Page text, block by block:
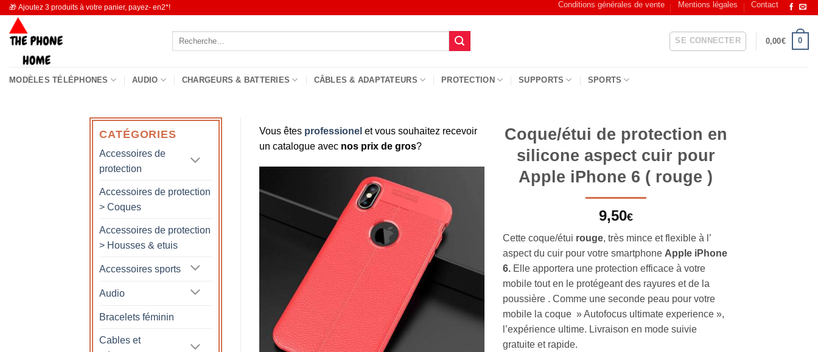
Passer
contenu
🎁 Ajoutez 3 produits à votre panier, payez- en2*! Conditions générales de vente Mentions légales Contact
Recherche
SE CONNECTER 0,00€ 0
MODÈLES TÉLÉPHONES AUDIO CHARGEURS & BATTERIES CÂBLES & ADAPTATEURS PROTECTION SUPPORTS SPORTS
CATÉGORIES
Accessoires de
protection
Accessoires de protection
> Coques
Accessoires de protection
> Housses & etuis
Accessoires sports
Audio
Bracelets féminin
Cables et
Vous êtes professionel et vous souhaitez recevoir
un catalogue avec nos prix de gros?
Coque/étui de protection en
silicone aspect cuir pour
Apple iPhone 6 ( rouge )
9,50€
Cette coque/étui rouge, très mince et flexible à l’
aspect du cuir pour votre smartphone Apple iPhone
6. Elle apportera une protection efficace à votre
mobile tout en le protégeant des rayures et de la
poussière . Comme une seconde peau pour votre
mobile la coque » Autofocus ultimate experience »,
l’expérience ultime. Livraison en mode suivie
gratuite et rapide.